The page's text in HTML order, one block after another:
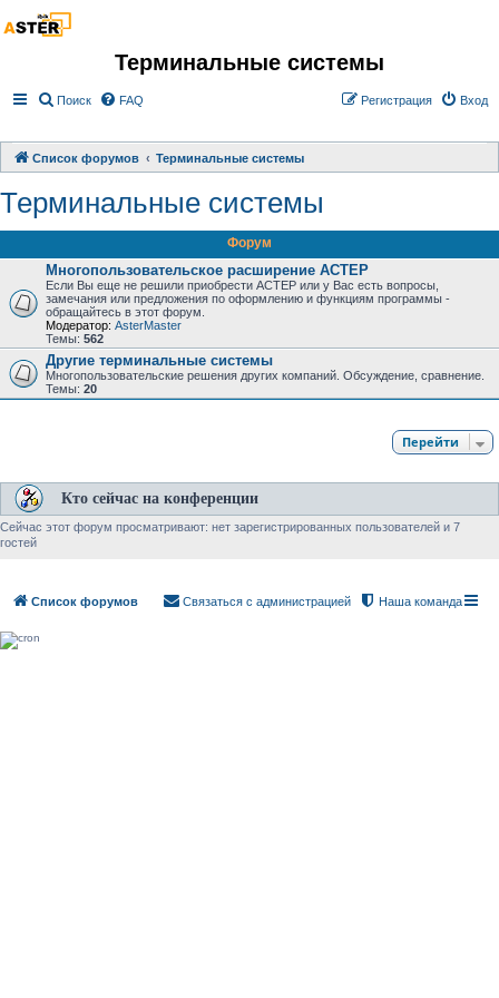
Терминальные системы
Поиск FAQ Вход
Регистрация
Список форумов Терминальные системы
Терминальные системы
Форум
Многопользовательское расширение АСТЕР
Если Вы еще не решили приобрести АСТЕР или у Вас есть вопросы,
замечания или предложения по оформлению и функциям программы -
обращайтесь в этот форум.
Модератор: AsterMaster
Темы: 562
Другие терминальные системы
Многопользовательские решения других компаний. Обсуждение, сравнение.
Темы: 20
Перейти
Кто сейчас на конференции
Сейчас этот форум просматривают: нет зарегистрированных пользователей и 7
гостей
Список форумов Наша команда
Связаться с администрацией